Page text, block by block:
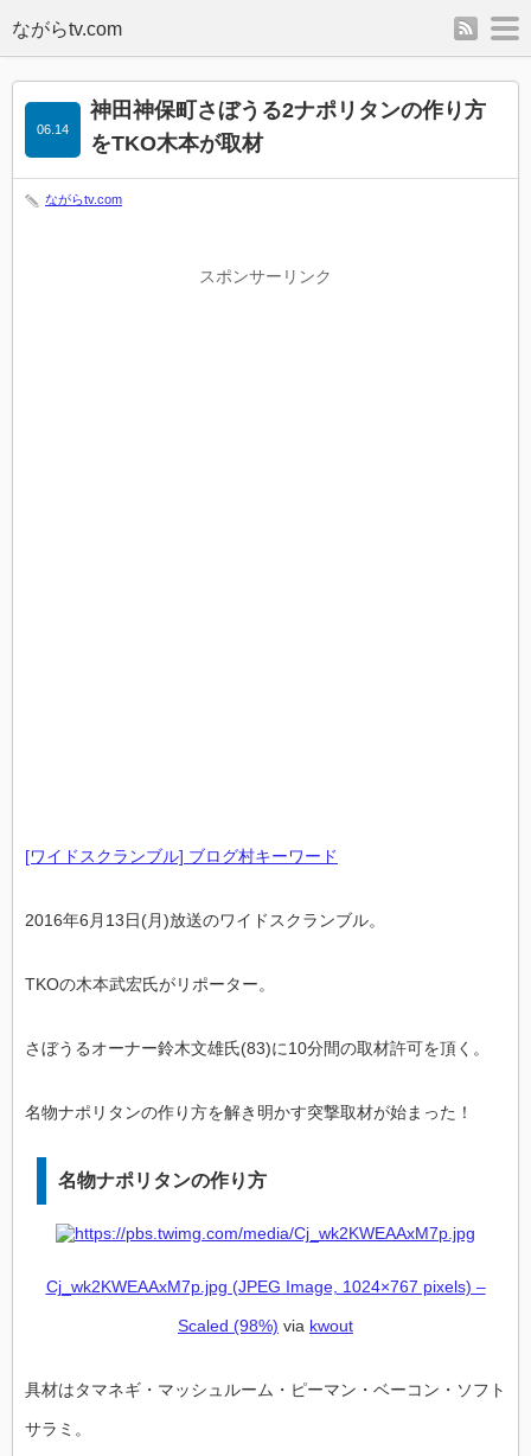
rss
神田神保町さぼうる2ナポリタンの作り方
をTKO木本が取材
06.14
ながらtv.com
スポンサーリンク
[ワイドスクランブル] ブログ村キーワード
2016年6月13日(月)放送のワイドスクランブル。
TKOの木本武宏氏がリポーター。
さぼうるオーナー鈴木文雄氏(83)に10分間の取材許可を頂く。
名物ナポリタンの作り方を解き明かす突撃取材が始まった！
名物ナポリタンの作り方
Cj_wk2KWEAAxM7p.jpg (JPEG Image, 1024×767 pixels) –
Scaled (98%) via kwout
具材はタマネギ・マッシュルーム・ピーマン・ベーコン・ソフト
サラミ。